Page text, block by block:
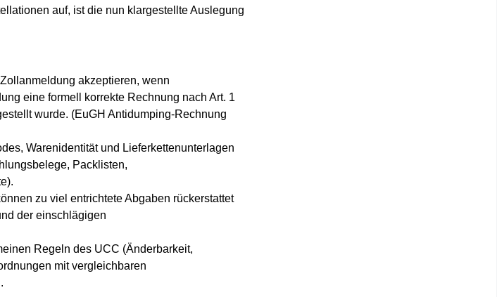
auf, ist die nun klargestellte Auslegung
akzeptieren, wenn
eine formell korrekte Rechnung nach Art. 1
wurde. (EuGH Antidumping-Rechnung
Warenidentität und Lieferkettenunterlagen
Packlisten,
zu viel entrichtete Abgaben rückerstattet
der einschlägigen
Regeln des UCC (Änderbarkeit,
mit vergleichbaren